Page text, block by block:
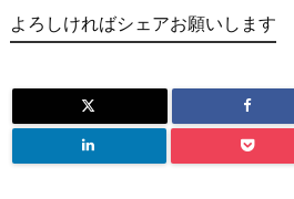
よろしければシェアお願いします